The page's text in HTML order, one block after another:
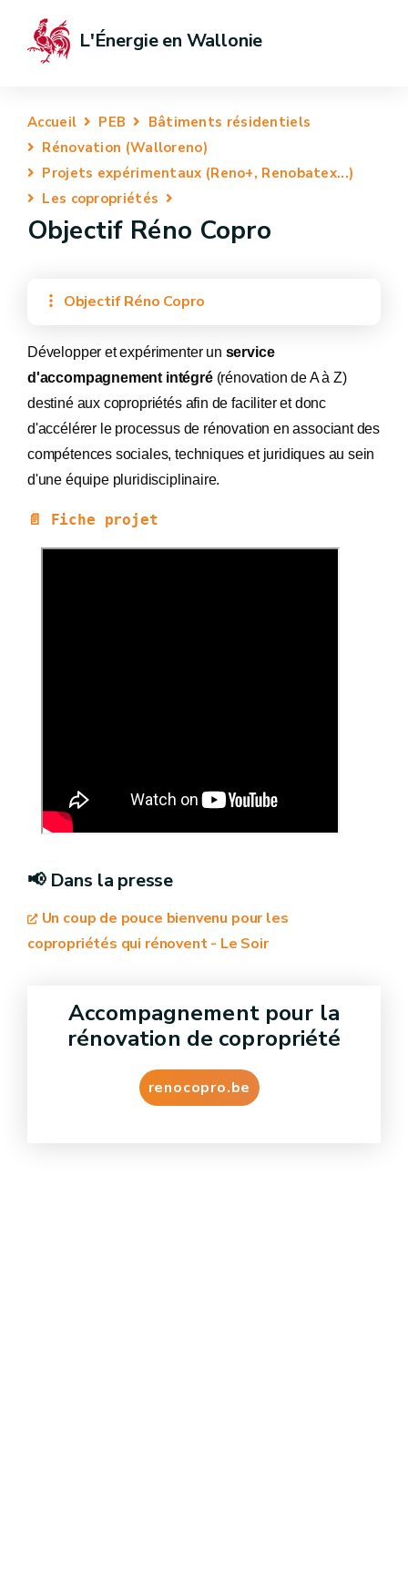
L'Énergie en Wallonie
Accueil PEB
Bâtiments résidentiels
Rénovation (Walloreno)
Projets expérimentaux (Reno+, Renobatex...)
Les copropriétés
Objectif Réno Copro
Objectif Réno Copro
Développer et expérimenter un service
d'accompagnement intégré (rénovation de A à Z)
destiné aux copropriétés afin de faciliter et donc
d'accélérer le processus de rénovation en associant des
compétences sociales, techniques et juridiques au sein
d'une équipe pluridisciplinaire.
📄 Fiche projet
📢 Dans la presse
Un coup de pouce bienvenu pour les
copropriétés qui rénovent - Le Soir
Accompagnement pour la
rénovation de copropriété
renocopro.be